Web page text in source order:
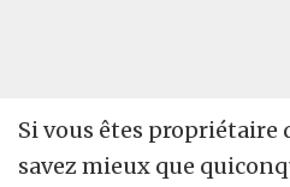
Si vous êtes propriétaire
savez mieux que